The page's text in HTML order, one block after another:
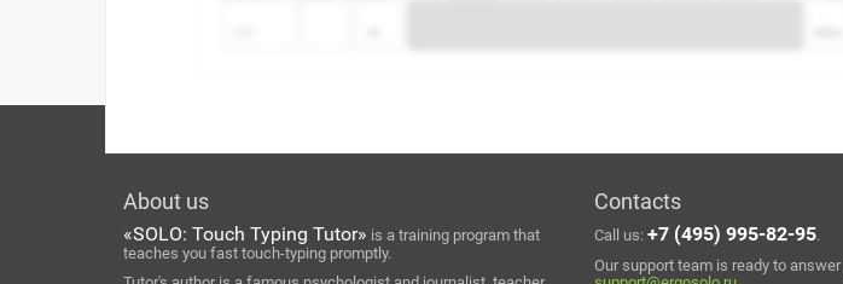
About us
«SOLO: Touch Typing Tutor» is a training program that
teaches you fast touch-typing promptly.
Contacts
Call us: +7 (495) 995-82-95.
Our support team is ready to